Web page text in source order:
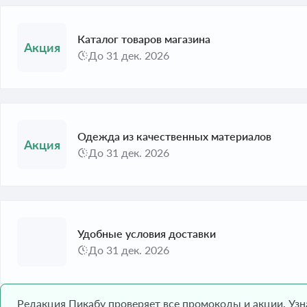
Каталог товаров магазина
До 31 дек. 2026
Одежда из качественных материалов
До 31 дек. 2026
Удобные условия доставки
До 31 дек. 2026
Редакция Пикабу проверяет все промокоды и акции.